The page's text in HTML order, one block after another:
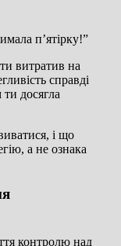
п’ятірку!”
витратив на
справді
досягла
і що
а не ознака
контролю над